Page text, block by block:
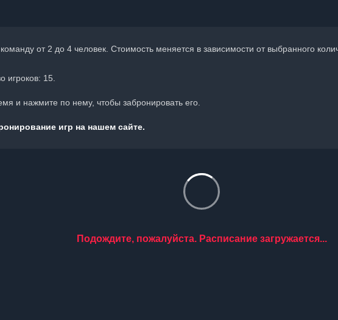
от 2 до 4 человек. Стоимость меняется в зависимости от выбранного
игроков: 15.
и нажмите по нему, чтобы забронировать его.
игр на нашем сайте.
Подождите, пожалуйста. Расписание загружается...